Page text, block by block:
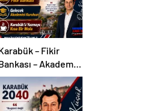
– Fikir
– Akademi –